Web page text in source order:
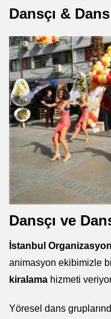
Dansçı &
Dansçı ve
İstanbul Organizasyon
animasyon ekibimizle
kiralama hizmeti
Yöresel dans